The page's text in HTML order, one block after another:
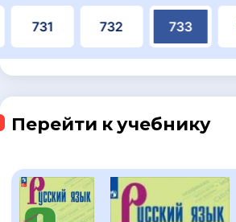
731 732 733
Перейти к учебнику